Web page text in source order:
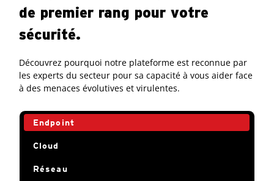
de premier rang pour votre
sécurité.
Découvrez pourquoi notre plateforme est reconnue par
les experts du secteur pour sa capacité à vous aider face
à des menaces évolutives et virulentes.
Endpoint
Cloud
Réseau